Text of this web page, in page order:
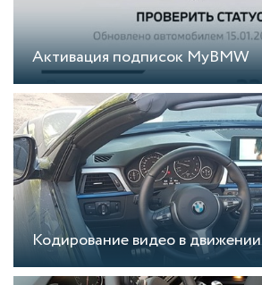
Активация подписок MyBMW
Кодирование видео в движении